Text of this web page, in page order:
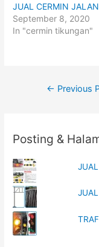
r
(
O
p
e
)
o
k
(
O
p
e
w
w
)
JUAL CERMIN JALAN
September 8, 2020
In "cermin tikungan"
Post
← Previous
Posting &